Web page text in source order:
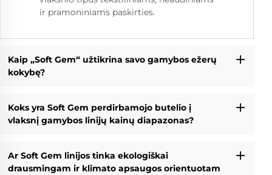
ir pramoniniams paskirties.
Kaip „Soft Gem“ užtikrina savo gamybos ežerų
kokybę?
Koks yra Soft Gem perdirbamojo butelio į
vlaksnį gamybos linijų kainų diapazonas?
Ar Soft Gem linijos tinka ekologiškai
drausmingam ir klimato apsaugos orientuotam